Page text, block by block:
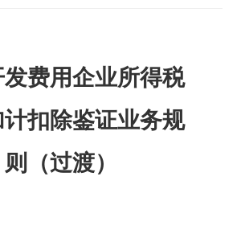
费用企业所得税
扣除鉴证业务规
则（过渡）